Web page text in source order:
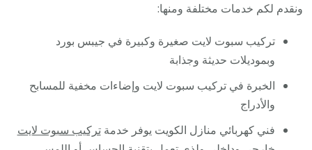
ونقدم لكم خدمات مختلفة ومنها:
تركيب سبوت لايت صغيرة وكبيرة في جيبس بورد
وبموديلات حديثة وجذابة
الخبرة في تركيب سبوت لايت وإضاءات مخفية للمسابح
والأدراج
فني كهربائي منازل الكويت يوفر خدمةتركيب سبوت لايت